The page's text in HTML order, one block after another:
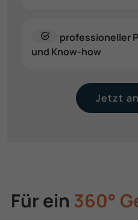
professio­neller
und Know-how
Jetzt
Für ein 360°